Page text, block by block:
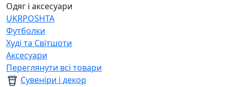
Одяг і аксесуари
UKRPOSHTA
Футболки
Худі та Світшоти
Аксесуари
Переглянути всі товари
Сувеніри і декор